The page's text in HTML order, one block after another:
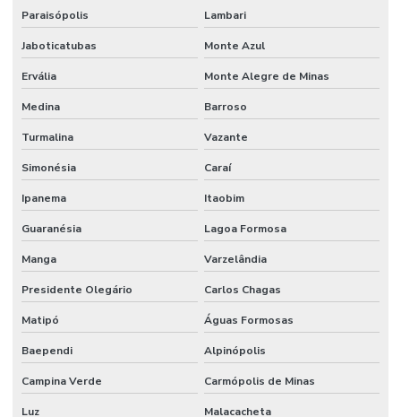
Reforço De Juntas Em Concreto
Reforço De Juntas Em Minas Gerais
Reforço De Piso Em Estacionamentos
Reparo De Juntas De Dilatação
Resistência A Cargas De Viadutos
Resistência A Compressão Em Concreto
Revestimento Antiderrapante Para Indústrias
Revestimento Antimicrobiano Para Indústrias
Revestimento Antimicrobiano Para Pisos
Revestimento Argamassado Uretano Para Frigoríficos Paraná
Paraisópolis Lambari
Jaboticatubas Monte Azul
Ervália Monte Alegre de Minas
Medina Barroso
Turmalina Vazante
Simonésia Caraí
Ipanema Itaobim
Guaranésia Lagoa Formosa
Manga Varzelândia
Presidente Olegário Carlos Chagas
Matipó Águas Formosas
Baependi Alpinópolis
Campina Verde Carmópolis de Minas
Luz Malacacheta